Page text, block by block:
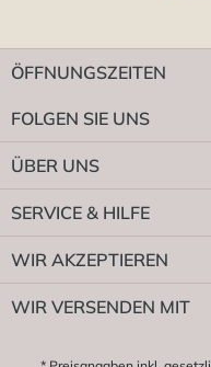
ÖFFNUNGSZEITEN
FOLGEN SIE UNS
ÜBER UNS
SERVICE & HILFE
WIR AKZEPTIEREN
WIR VERSENDEN MIT